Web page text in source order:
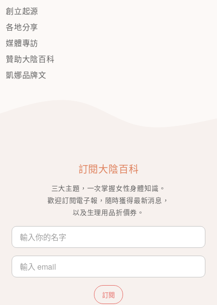
創立起源
各地分享
媒體專訪
贊助大陰百科
凱娜品牌文
訂閱大陰百科
三大主題，一次掌握女性身體知識。
歡迎訂閱電子報，隨時獲得最新消息，
以及生理用品折價券。
訂閱